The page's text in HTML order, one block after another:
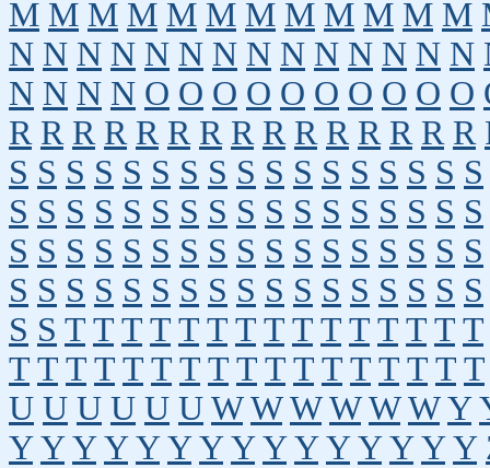
M M M M M M M M M M M M
N N N N N N N N N N N N N N
N N N N O O O O O O O O O O
R R R R R R R R R R R R R R R
S S S S S S S S S S S S S S S S S
S S S S S S S S S S S S S S S S S
S S S S S S S S S S S S S S S S S
S S S S S S S S S S S S S S S S S
S S T T T T T T T T T T T T T T T
T T T T T T T T T T T T T T T T T
U U U U U U W W W W W W Y
Y Y Y Y Y Y Y Y Y Y Y Y Y Y Y